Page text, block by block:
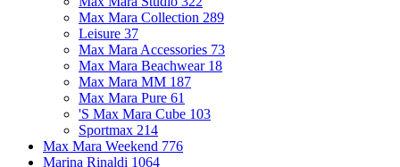
Max Mara Collection 289
Leisure 37
Max Mara Accessories 73
Max Mara Beachwear 18
Max Mara MM 187
Max Mara Pure 61
'S Max Mara Cube 103
Sportmax 214
Max Mara Weekend 776
Marina Rinaldi 1064